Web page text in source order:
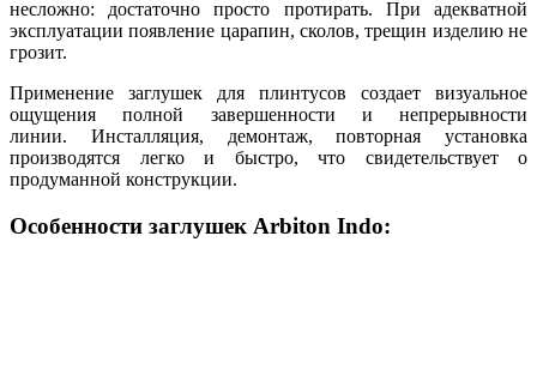
несложно: достаточно просто протирать. При адекватной
эксплуатации появление царапин, сколов, трещин изделию не
грозит.
Применение заглушек для плинтусов создает визуальное
ощущения полной завершенности и непрерывности
линии. Инсталляция, демонтаж, повторная установка
производятся легко и быстро, что свидетельствует о
продуманной конструкции.
Особенности заглушек Arbiton Indo: